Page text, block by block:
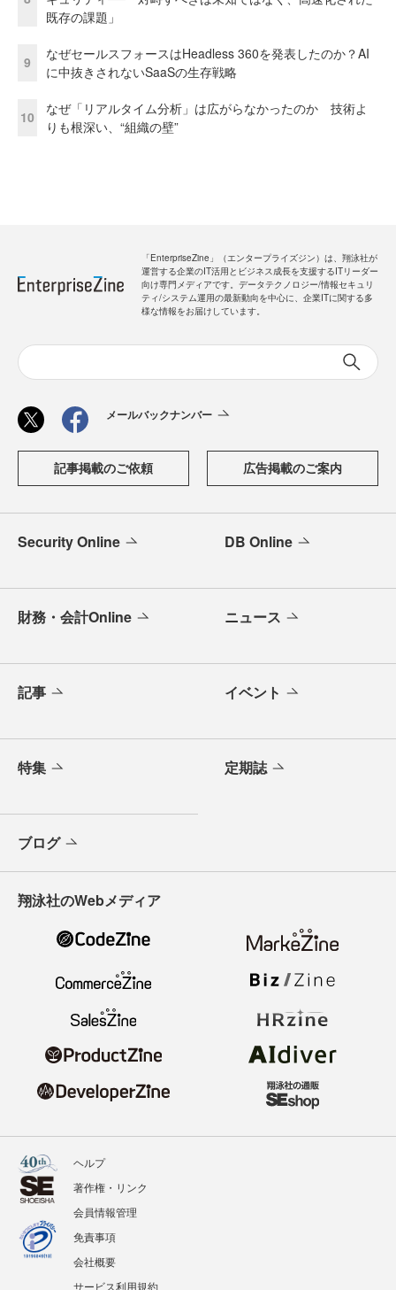
既存の課題」
9
なぜセールスフォースはHeadless 360を発表したのか？AI
に中抜きされないSaaSの生存戦略
10
なぜ「リアルタイム分析」は広がらなかったのか 技術よ
りも根深い、“組織の壁”
「EnterpriseZine」（エンタープライズジン）は、翔泳社が
運営する企業のIT活用とビジネス成長を支援するITリーダー
向け専門メディアです。データテクノロジー/情報セキュリ
ティ/システム運用の最新動向を中心に、企業ITに関する多
様な情報をお届けしています。
メールバックナンバー
記事掲載のご依頼 広告掲載のご案内
Security Online DB Online
財務・会計Online ニュース
記事 イベント
特集 定期誌
ブログ
翔泳社のWebメディア
ヘルプ
著作権・リンク
会員情報管理
免責事項
会社概要
サービス利用規約